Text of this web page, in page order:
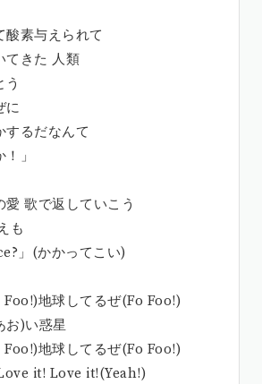
酸素与えられて
てきた 人類
に
するだなんて
」
歌で返していこう
も
」(かかってこい)
地球してるぜ(Fo Foo!)
お)い惑星
地球してるぜ(Fo Foo!)
it! Love it!(Yeah!)